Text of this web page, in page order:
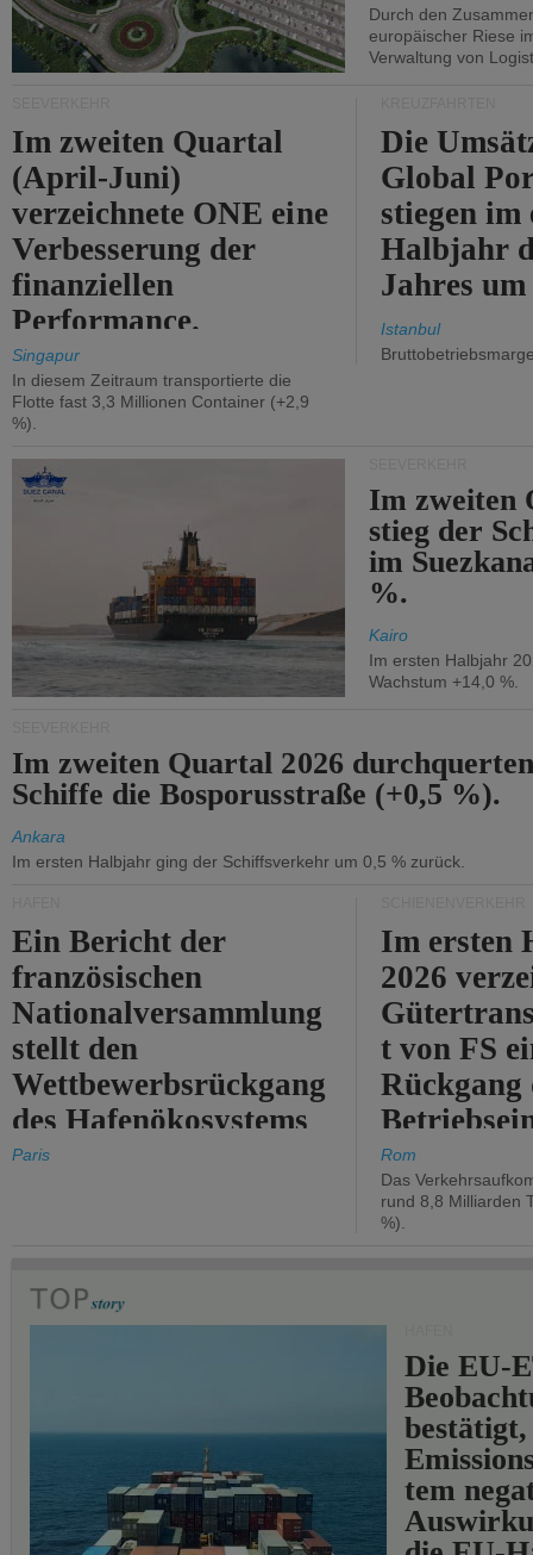
Durch den
europäischer Riese
Verwaltung von
Im zweiten Quartal
(April-Juni)
verzeichnete ONE eine
Verbesserung der
finanziellen
Performance.
Singapur
In diesem Zeitraum transportierte die
Flotte fast 3,3 Millionen Container (+2,9
%).
Die
Global
stiegen im
Halbjahr
Jahres
Istanbul
Im zweiten
stieg der
im
%.
Kairo
Im ersten Halbjahr
Wachstum +14,0 %.
Im zweiten Quartal 2026
Schiffe die Bosporusstraße (+0,5 %).
Ankara
Im ersten Halbjahr ging der Schiffsverkehr um 0,5 % zurück.
Ein Bericht der
französischen
Nationalversammlung
stellt den
Wettbewerbsrückgang
des Hafenökosystems
des Staates fest.
Paris
Im ersten
2026
t von FS
Rückgang
um 2,7 %.
Rom
Das
rund 8,8 Milliarden
%).
Die EU-
bestätigt,
tem